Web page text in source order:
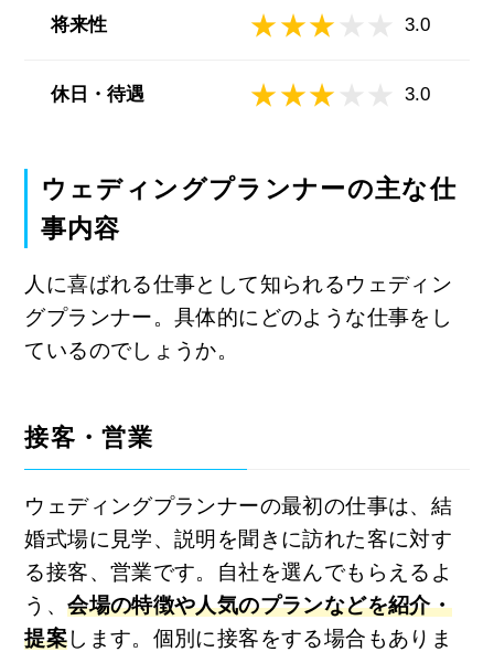
将来性 3.0
休日・待遇 3.0
ウェディングプランナーの主な仕
事内容
人に喜ばれる仕事として知られるウェディン
グプランナー。具体的にどのような仕事をし
ているのでしょうか。
接客・営業
ウェディングプランナーの最初の仕事は、結
婚式場に見学、説明を聞きに訪れた客に対す
る接客、営業です。自社を選んでもらえるよ
う、会場の特徴や人気のプランなどを紹介・
提案します。個別に接客をする場合もありま